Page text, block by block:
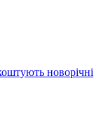
новорічні